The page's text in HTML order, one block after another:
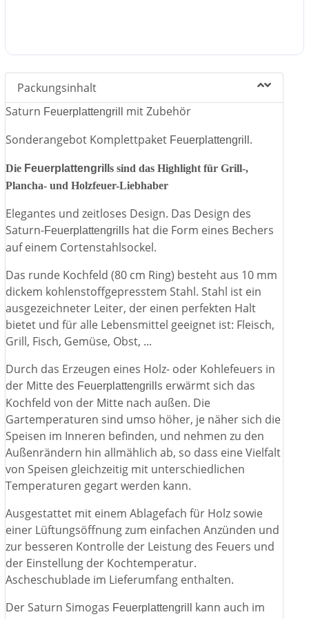
✓ Kochfeld aus gepresstem Stahl mit einer Dicke von 10
mm.
✓ Luftzug.
✓ Aschesammelschublade im Lieferumfang enthalten.
✓ Staufach für Holz.
✓Besonderes Geschenk: großen Deckel zum Schutz und
Feuerplattengrill
Atmosphäre "rund um das Feuer", behaglich und dekorativ.
Packungsinhalt
Saturn Feuerplattengrill
mit Zubehör
Sonderangebot Komplettpaket Feuerplattengrill .
Die Feuerplattengrills sind das Highlight für Grill-,
Plancha- und Holzfeuer-Liebhaber
Elegantes und zeitloses Design. Das Design des
Saturn-Feuerplattengrill s hat die Form eines Bechers
auf einem Cortenstahlsockel.
Das runde Kochfeld (80 cm Ring) besteht aus 10 mm
dickem kohlenstoffgepresstem Stahl. Stahl ist ein
ausgezeichneter Leiter, der einen perfekten Halt
bietet und für alle Lebensmittel geeignet ist: Fleisch,
Grill, Fisch, Gemüse, Obst, ...
Durch das Erzeugen eines Holz- oder Kohlefeuers in
der Mitte des Feuerplattengrill s erwärmt sich das
Kochfeld von der Mitte nach außen. Die
Gartemperaturen sind umso höher, je näher sich die
Speisen im Inneren befinden, und nehmen zu den
Außenrändern hin allmählich ab, so dass eine Vielfalt
von Speisen gleichzeitig mit unterschiedlichen
Temperaturen gegart werden kann.
Ausgestattet mit einem Ablagefach für Holz sowie
einer Lüftungsöffnung zum einfachen Anzünden und
zur besseren Kontrolle der Leistung des Feuers und
der Einstellung der Kochtemperatur.
Ascheschublade im Lieferumfang enthalten.
Der Saturn Simogas Feuerplattengrill
kann auch im